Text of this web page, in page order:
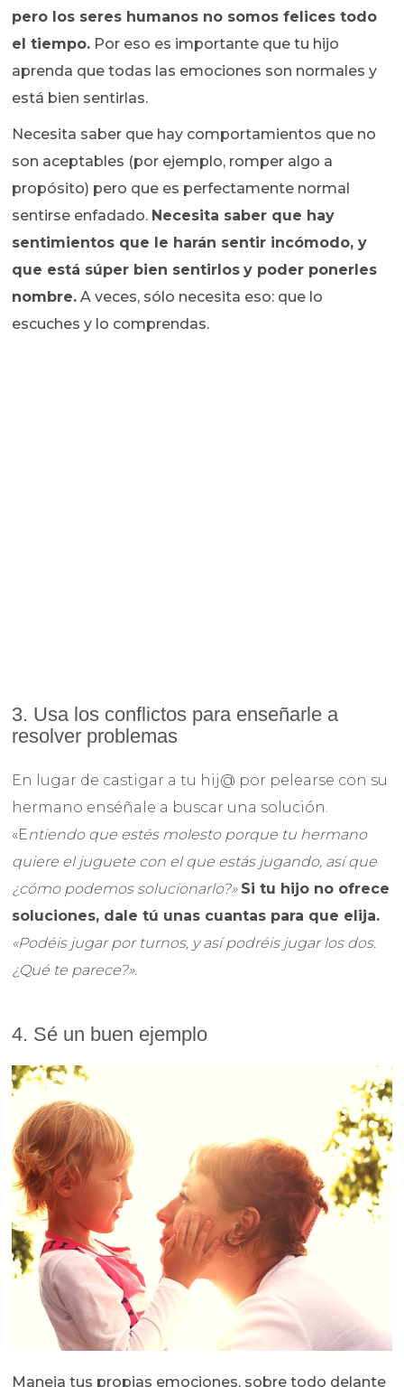
pero los seres humanos no somos felices todo
el tiempo. Por eso es importante que tu hijo
aprenda que todas las emociones son normales y
está bien sentirlas.
Necesita saber que hay comportamientos que no
son aceptables (por ejemplo, romper algo a
propósito) pero que es perfectamente normal
sentirse enfadado. Necesita saber que hay
sentimientos que le harán sentir incómodo, y
que está súper bien sentirlos y poder ponerles
nombre. A veces, sólo necesita eso: que lo
escuches y lo comprendas.
3. Usa los conflictos para enseñarle a
resolver problemas
En lugar de castigar a tu hij@ por pelearse con su
hermano enséñale a buscar una solución.
«Entiendo que estés molesto porque tu hermano
quiere el juguete con el que estás jugando, así que
¿cómo podemos solucionarlo?» Si tu hijo no ofrece
soluciones, dale tú unas cuantas para que elija.
«Podéis jugar por turnos, y así podréis jugar los dos.
¿Qué te parece?».
4. Sé un buen ejemplo
Maneja tus propias emociones, sobre todo delante